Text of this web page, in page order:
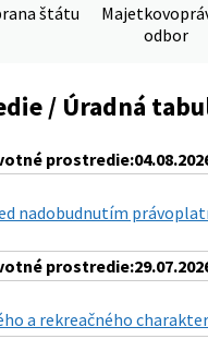
štátu
odbor
/ Úradná
nadobudnutím
a rekreačného